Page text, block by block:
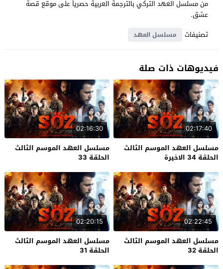
من مسلسل العهد التركي بالترجمة العربية حصرياً على موقع قصة
عشق.
تصنيفات
مسلسل العهد
فيديوهات ذات صلة
02:17:40
مسلسل العهد الموسم الثالث
الحلقة 34 الاخيرة
02:16:30
مسلسل العهد الموسم الثالث
الحلقة 33
02:22:45
مسلسل العهد الموسم الثالث
الحلقة 32
02:20:15
مسلسل العهد الموسم الثالث
الحلقة 31